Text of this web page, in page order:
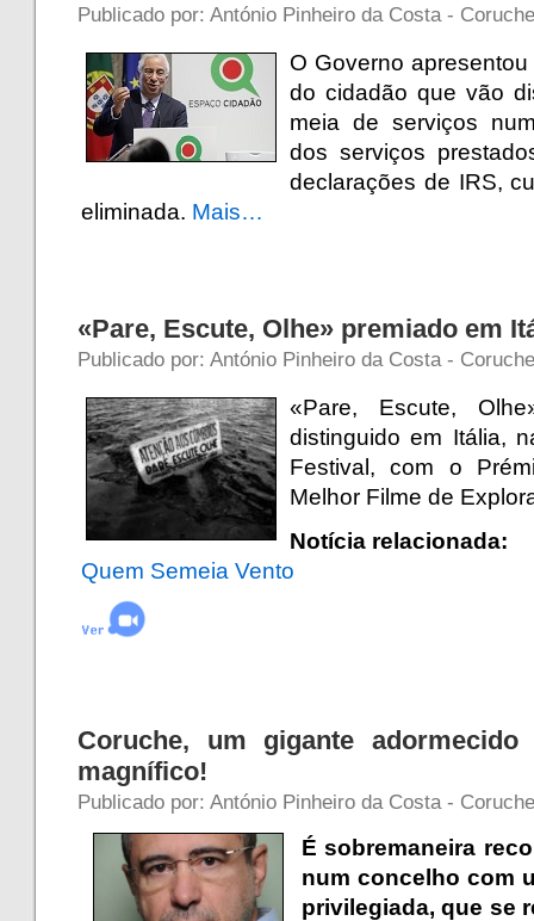
Publicado por: António Pinheiro da Costa -
O Governo
do cidadão que vão
meia de serviços
dos serviços
declarações de IRS,
eliminada. Mais…
«Pare, Escute, Olhe» premiado em
Publicado por: António Pinheiro da Costa -
«Pare, Escute,
distinguido em Itália,
Festival, com o
Melhor Filme de
Notícia relacionada:
Quem Semeia Vento
Coruche, um gigante
magnífico!
Publicado por: António Pinheiro da Costa -
É sobremaneira
num concelho com
privilegiada, que se